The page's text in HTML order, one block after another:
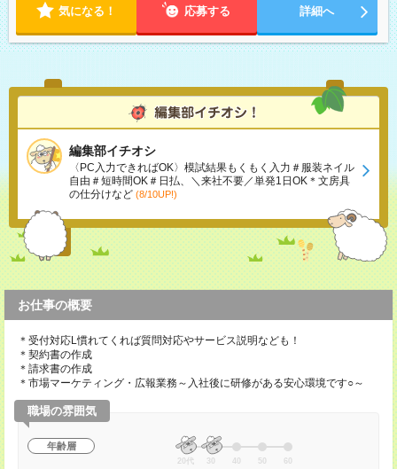
気になる！ 応募する 詳細へ
編集部イチオシ
〈PC入力できればOK〉模試結果もくもく入力＃服装ネイル
自由＃短時間OK＃日払、＼来社不要／単発1日OK＊文房具
の仕分けなど (8/10UP!)
お仕事の概要
＊受付対応L慣れてくれば質問対応やサービス説明なども！
＊契約書の作成
＊請求書の作成
＊市場マーケティング・広報業務～入社後に研修がある安心環境です○～
職場の雰囲気
年齢層
20代 30 40 50 60